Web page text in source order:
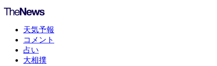
天気予報
コメント
占い
大相撲